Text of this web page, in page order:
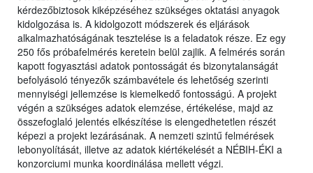
kérdezőbiztosok kiképzéséhez szükséges oktatási anyagok
kidolgozása is. A kidolgozott módszerek és eljárások
alkalmazhatóságának tesztelése is a feladatok része. Ez egy
250 fős próbafelmérés keretein belül zajlik. A felmérés során
kapott fogyasztási adatok pontosságát és bizonytalanságát
befolyásoló tényezők számbavétele és lehetőség szerinti
mennyiségi jellemzése is kiemelkedő fontosságú. A projekt
végén a szükséges adatok elemzése, értékelése, majd az
összefoglaló jelentés elkészítése is elengedhetetlen részét
képezi a projekt lezárásának. A nemzeti szintű felmérések
lebonyolítását, illetve az adatok kiértékelését a NÉBIH-ÉKI a
konzorciumi munka koordinálása mellett végzi.